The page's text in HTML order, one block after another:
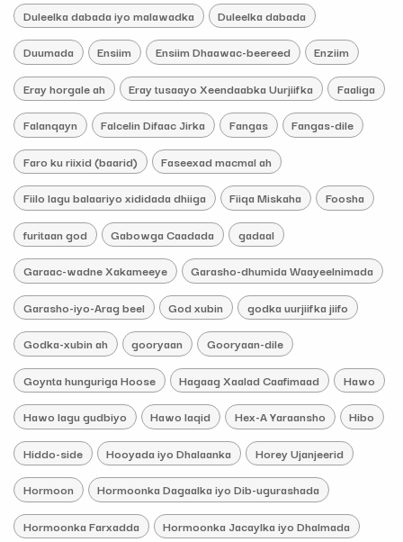
Duleelka dabada iyo malawadka Duleelka dabada
Duumada Ensiim Ensiim Dhaawac-beereed Enziim
Eray horgale ah Eray tusaayo Xeendaabka Uurjiifka Faaliga
Falanqayn Falcelin Difaac Jirka Fangas Fangas-dile
Faro ku riixid (baarid) Faseexad macmal ah
Fiilo lagu balaariyo xididada dhiiga Fiiqa Miskaha Foosha
furitaan god Gabowga Caadada gadaal
Garaac-wadne Xakameeye Garasho-dhumida Waayeelnimada
Garasho-iyo-Arag beel God xubin godka uurjiifka jiifo
Godka-xubin ah gooryaan Gooryaan-dile
Goynta hunguriga Hoose Hagaag Xaalad Caafimaad Hawo
Hawo lagu gudbiyo Hawo laqid Hex-A Yaraansho Hibo
Hiddo-side Hooyada iyo Dhalaanka Horey Ujanjeerid
Hormoon Hormoonka Dagaalka iyo Dib-ugurashada
Hormoonka Farxadda Hormoonka Jacaylka iyo Dhalmada